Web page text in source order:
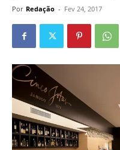
Por Redação - Fev 24, 2017